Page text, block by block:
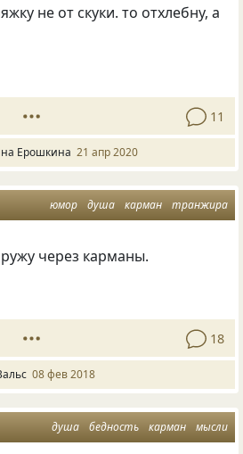
не от скуки. то отхлебну, а
11
Ерошкина 21 апр 2020
юмор душа карман транжира
через карманы.
18
08 фев 2018
душа бедность карман мысли